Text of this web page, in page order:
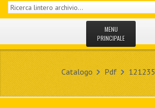
MENU
PRINCIPALE
IL MIO CONTO
Catalogo Pdf 121235